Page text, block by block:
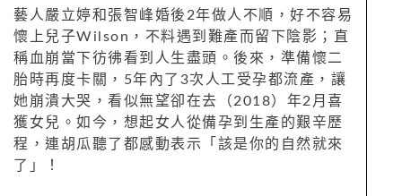
藝人嚴立婷和張智峰婚後2年做人不順，好不容易
懷上兒子Wilson，不料遇到難產而留下陰影；直
稱血崩當下彷彿看到人生盡頭。後來，準備懷二
胎時再度卡關，5年內了3次人工受孕都流產，讓
她崩潰大哭，看似無望卻在去（2018）年2月喜
獲女兒。如今，想起女人從備孕到生產的艱辛歷
程，連胡瓜聽了都感動表示「該是你的自然就來
了」！